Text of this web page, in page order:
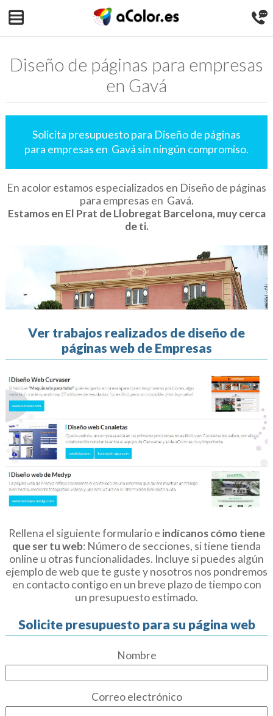
Diseño de páginas para empresas
en Gavá
Solicita presupuesto para Diseño de páginas
para empresas en Gavá sin ningún compromiso.
En acolor estamos especializados en Diseño de páginas
para empresas en Gavá.
Estamos en El Prat de Llobregat Barcelona, muy cerca
de ti.
Ver trabajos realizados de diseño de
páginas web de Empresas
Rellena el siguiente formulario e indícanos cómo tiene
que ser tu web: Número de secciones, si tiene tienda
online u otras funcionalidades. Incluye si puedes algún
ejemplo de web que te guste y nosotros nos pondremos
en contacto contigo en un breve plazo de tiempo con
un presupuesto estimado.
Solicite presupuesto para su página web
Nombre
Correo electrónico